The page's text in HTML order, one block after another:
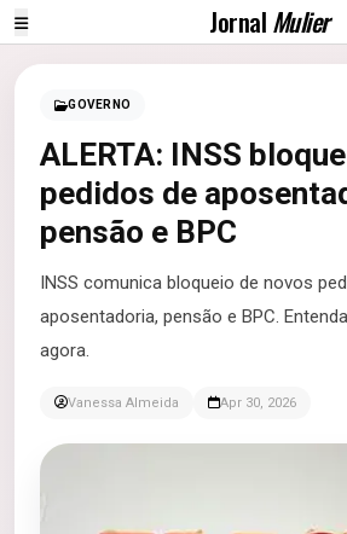
JornalMulier
GOVERNO
ALERTA: INSS
pedidos de
pensão e BPC
INSS comunica bloqueio de novos
aposentadoria, pensão e BPC.
agora.
Vanessa Almeida Apr 30, 2026